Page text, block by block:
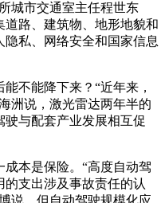
城市交通室主任程世东
路、建筑物、地形地貌和
私、网络安全和国家信息
不能降下来？“近年来，
洲说，激光雷达两年半的
与配套产业发展相互促
本是保险。“高度自动驾
支出涉及事故责任的认
说，但自动驾驶规模化应